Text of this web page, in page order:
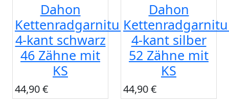
Dahon
Kettenradgarnitur
4-kant schwarz
46 Zähne mit
KS
44,90 €
Dahon
4-kant silber
52 Zähne mit
KS
44,90 €